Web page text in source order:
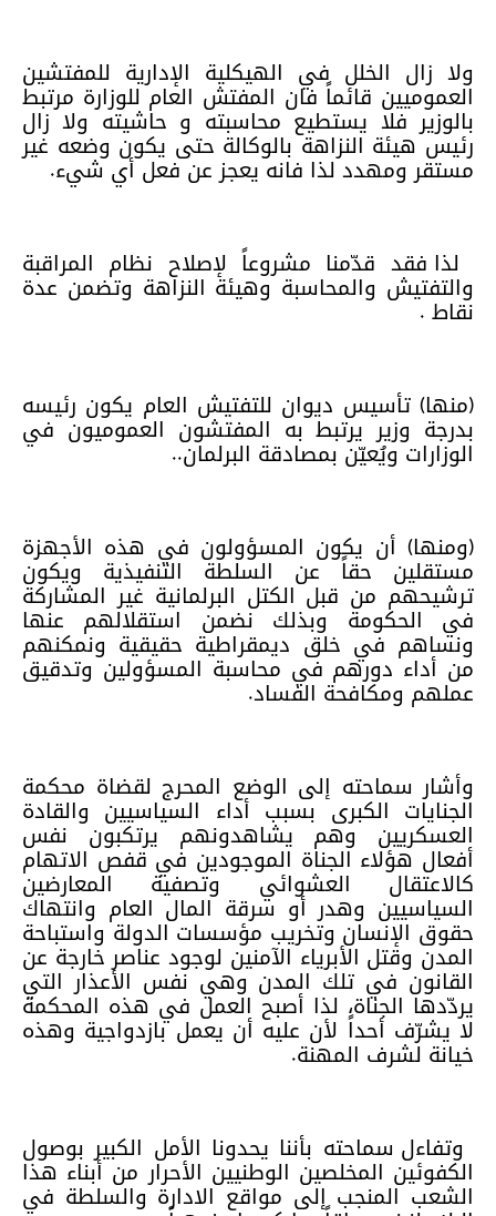
ولا زال الخلل في الهيكلية الإدارية للمفتشين
العموميين قائماً فان المفتش العام للوزارة مرتبط
بالوزير فلا يستطيع محاسبته و حاشيته ولا زال
رئيس هيئة النزاهة بالوكالة حتى يكون وضعه غير
مستقر ومهدد لذا فانه يعجز عن فعل أي شيء.
لذا فقد قدّمنا مشروعاً لإصلاح نظام المراقبة
والتفتيش والمحاسبة وهيئة النزاهة وتضمن عدة
نقاط .
(منها) تأسيس ديوان للتفتيش العام يكون رئيسه
بدرجة وزير يرتبط به المفتشون العموميون في
الوزارات ويُعيّن بمصادقة البرلمان..
(ومنها) أن يكون المسؤولون في هذه الأجهزة
مستقلين حقاً عن السلطة التنفيذية ويكون
ترشيحهم من قبل الكتل البرلمانية غير المشاركة
في الحكومة وبذلك نضمن استقلالهم عنها
ونساهم في خلق ديمقراطية حقيقية ونمكنهم
من أداء دورهم في محاسبة المسؤولين وتدقيق
عملهم ومكافحة الفساد.
وأشار سماحته إلى الوضع المحرج لقضاة محكمة
الجنايات الكبرى بسبب أداء السياسيين والقادة
العسكريين وهم يشاهدونهم يرتكبون نفس
أفعال هؤلاء الجناة الموجودين في قفص الاتهام
كالاعتقال العشوائي وتصفية المعارضين
السياسيين وهدر أو سرقة المال العام وانتهاك
حقوق الإنسان وتخريب مؤسسات الدولة واستباحة
المدن وقتل الأبرياء الآمنين لوجود عناصر خارجة عن
القانون في تلك المدن وهي نفس الأعذار التي
يردّدها الجناة، لذا أصبح العمل في هذه المحكمة
لا يشرّف أحداً لأن عليه أن يعمل بازدواجية وهذه
خيانة لشرف المهنة.
وتفاءل سماحته بأننا يحدونا الأمل الكبير بوصول
الكفوئين المخلصين الوطنيين الأحرار من أبناء هذا
الشعب المنجب إلى مواقع الادارة والسلطة في